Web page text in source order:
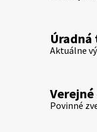
Aktuálne
Povinné